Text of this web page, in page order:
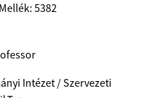
5382
Intézet / Szervezeti